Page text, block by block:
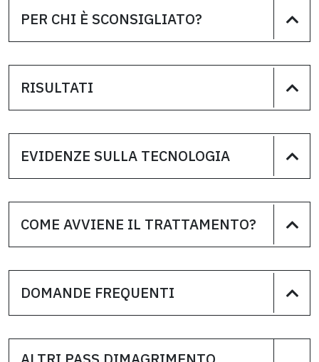
PER CHI È SCONSIGLIATO?
RISULTATI
EVIDENZE SULLA TECNOLOGIA
COME AVVIENE IL TRATTAMENTO?
DOMANDE FREQUENTI